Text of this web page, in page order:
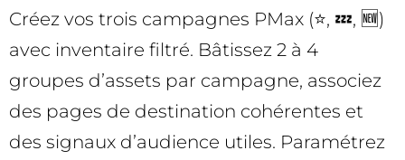
Créez vos trois campagnes PMax (⭐, 💤, 🆕)
avec inventaire filtré. Bâtissez 2 à 4
groupes d’assets par campagne, associez
des pages de destination cohérentes et
des signaux d’audience utiles. Paramétrez